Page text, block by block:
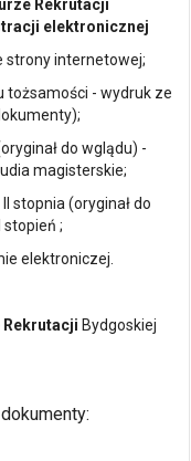
Rekrutacji
elektronicznej
strony internetowej;
tożsamości - wydruk ze
do wglądu) -
magisterskie;
stopnia (oryginał do
;
elektroniczej.
Rekrutacji Bydgoskiej